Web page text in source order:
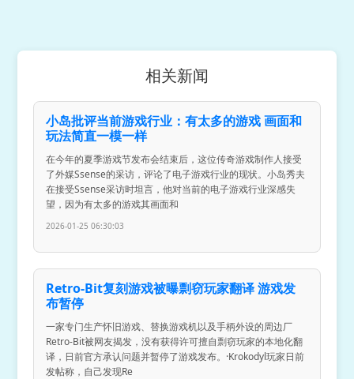
相关新闻
小岛批评当前游戏行业：有太多的游戏 画面和
玩法简直一模一样
在今年的夏季游戏节发布会结束后，这位传奇游戏制作人接受
了外媒Ssense的采访，评论了电子游戏行业的现状。小岛秀夫
在接受Ssense采访时坦言，他对当前的电子游戏行业深感失
望，因为有太多的游戏其画面和
2026-01-25 06:30:03
Retro-Bit复刻游戏被曝剽窃玩家翻译 游戏发
布暂停
一家专门生产怀旧游戏、替换游戏机以及手柄外设的周边厂
Retro-Bit被网友揭发，没有获得许可擅自剽窃玩家的本地化翻
译，日前官方承认问题并暂停了游戏发布。·Krokodyl玩家日前
发帖称，自己发现Re